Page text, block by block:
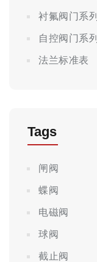
衬氟阀门系列
自控阀门系列
法兰标准表
Tags
闸阀
蝶阀
电磁阀
球阀
截止阀